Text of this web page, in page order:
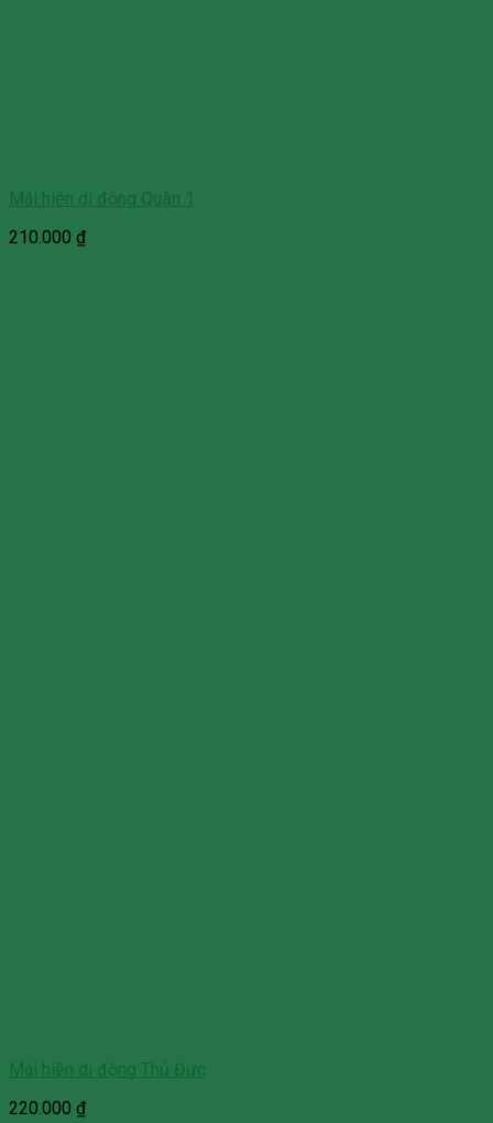
Mái hiên di động Quận 1
210.000 ₫
Mái hiên di động Thủ Đức
220.000 ₫